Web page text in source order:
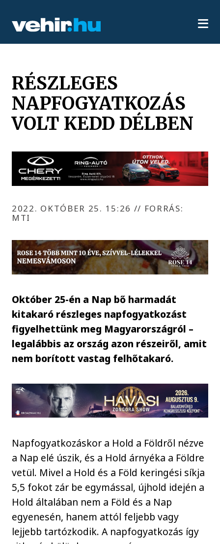
RÉSZLEGES
NAPFOGYATKOZÁS
VOLT KEDD DÉLBEN
2022. OKTÓBER 25. 15:26 // FORRÁS:
MTI
Október 25-én a Nap bő harmadát
kitakaró részleges napfogyatkozást
figyelhettünk meg Magyarországról –
legalábbis az ország azon részeiről, amit
nem borított vastag felhőtakaró.
Napfogyatkozáskor a Hold a Földről nézve
a Nap elé úszik, és a Hold árnyéka a Földre
vetül. Mivel a Hold és a Föld keringési síkja
5,5 fokot zár be egymással, újhold idején a
Hold általában nem a Föld és a Nap
egyenesén, hanem attól feljebb vagy
lejjebb tartózkodik. A napfogyatkozás így